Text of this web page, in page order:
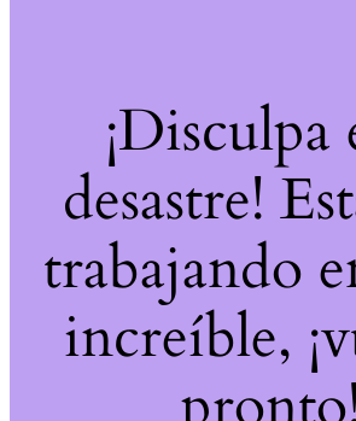
¡Disculpa
desastre!
trabajando
increíble,